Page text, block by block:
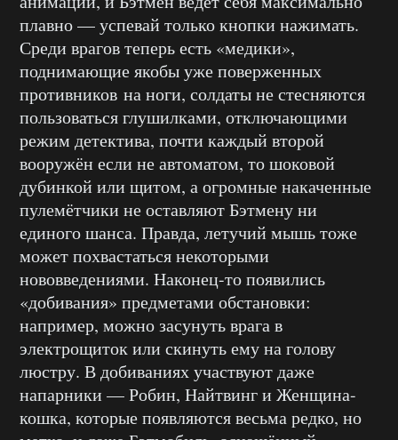
плавно — успевай только кнопки нажимать.
Среди врагов теперь есть «медики»,
поднимающие якобы уже поверженных
противников на ноги, солдаты не стесняются
пользоваться глушилками, отключающими
режим детектива, почти каждый второй
вооружён если не автоматом, то шоковой
дубинкой или щитом, а огромные накаченные
пулемётчики не оставляют Бэтмену ни
единого шанса. Правда, летучий мышь тоже
может похвастаться некоторыми
нововведениями. Наконец-то появились
«добивания» предметами обстановки:
например, можно засунуть врага в
электрощиток или скинуть ему на голову
люстру. В добиваниях участвуют даже
напарники — Робин, Найтвинг и Женщина-
кошка, которые появляются весьма редко, но